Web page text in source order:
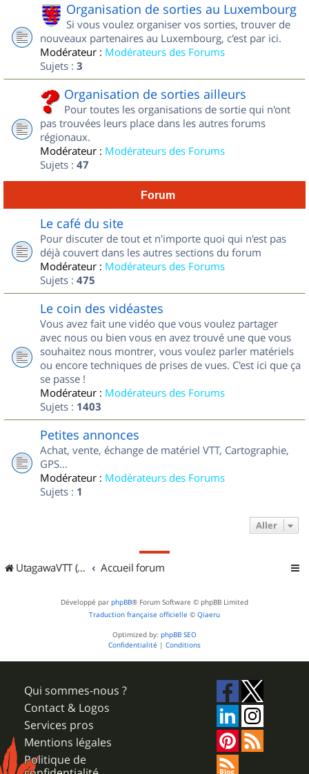
Organisation de sorties au Luxembourg
Si vous voulez organiser vos sorties, trouver de
nouveaux partenaires au Luxembourg, c'est par ici.
Modérateur : Modérateurs des Forums
Sujets : 3
Organisation de sorties ailleurs
Pour toutes les organisations de sortie qui n'ont
pas trouvées leurs place dans les autres forums
régionaux.
Modérateur : Modérateurs des Forums
Sujets : 47
Forum
Le café du site
Pour discuter de tout et n'importe quoi qui n'est pas
déjà couvert dans les autres sections du forum
Modérateur : Modérateurs des Forums
Sujets : 475
Le coin des vidéastes
Vous avez fait une vidéo que vous voulez partager
avec nous ou bien vous en avez trouvé une que vous
souhaitez nous montrer, vous voulez parler matériels
ou encore techniques de prises de vues. C'est ici que ça
se passe !
Modérateur : Modérateurs des Forums
Sujets : 1403
Petites annonces
Achat, vente, échange de matériel VTT, Cartographie,
GPS...
Modérateur : Modérateurs des Forums
Sujets : 1
Aller
UtagawaVTT (Randos VTT et VTTAE avec traces GPS) Accueil forum
Développé par phpBB® Forum Software © phpBB Limited
Traduction française officielle © Qiaeru
Optimized by: phpBB SEO
Confidentialité | Conditions
Qui sommes-nous ?
Contact & Logos
Services pros
Mentions légales
Politique de